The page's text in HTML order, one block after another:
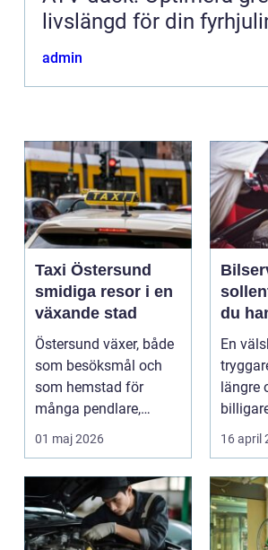
livslängd för din
admin
Taxi Östersund
smidiga resor i en
växande stad
Östersund växer, både
som besöksmål och
som hemstad för
många pendlare,
studenter och
företagare. En...
01 maj 2026
du
på ett
En
längre
många
16 april